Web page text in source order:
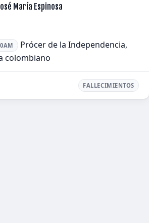
María Espinosa
Prócer de la Independencia,
colombiano
FALLECIMIENTOS